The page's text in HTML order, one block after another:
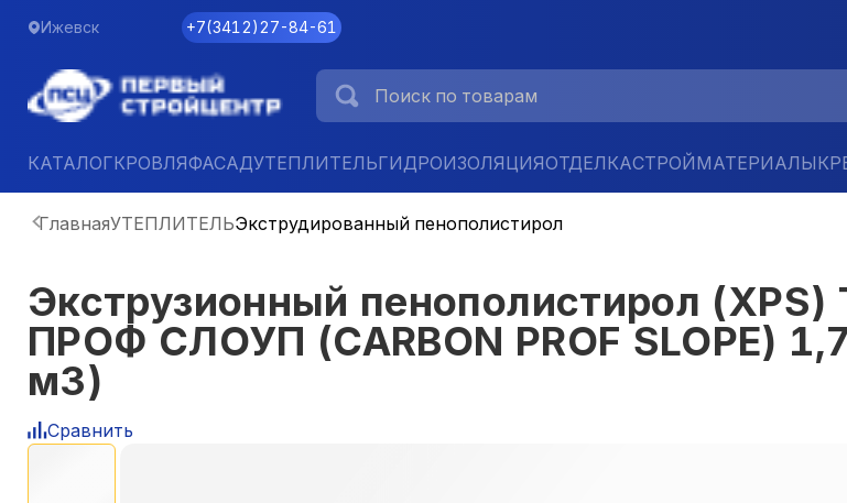
Ижевск +7(3412)27-84-61
КАТАЛОГКРОВЛЯФАСАДУТЕПЛИТЕЛЬГИДРОИЗОЛЯЦИЯОТДЕЛКАСТРОЙМАТЕРИАЛЫ
ГлавнаяУТЕПЛИТЕЛЬЭкструдированный пенополистирол
Экструзионный пенополистирол
ПРОФ СЛОУП (CARBON PROF SLOPE)
м3)
Сравнить